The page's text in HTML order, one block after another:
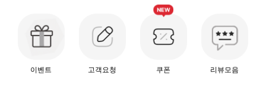
이벤트 고객요청 쿠폰 리뷰모음